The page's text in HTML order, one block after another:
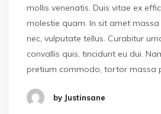
mollis venenatis. Duis vitae ex
molestie quam. In sit amet massa
nec, vulputate tellus. Curabitur
convallis quis, tincidunt eu dui.
pretium commodo, tortor massa
by Justinsane